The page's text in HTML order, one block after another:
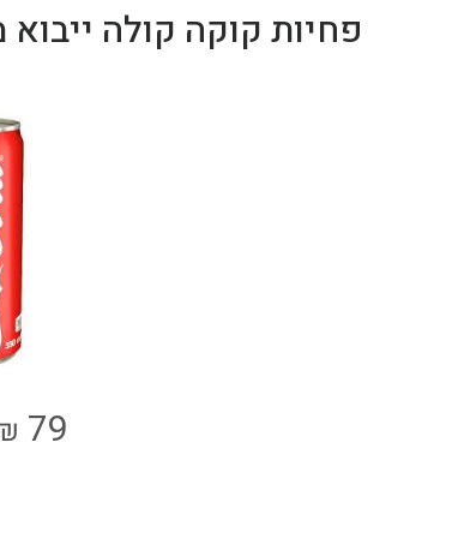
פחיות קוקה קולה ייבוא מקביל 330 מ"ל
79